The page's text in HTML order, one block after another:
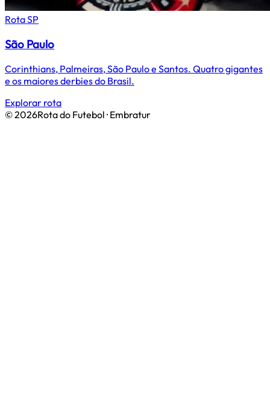
RotaSP
São Paulo
Corinthians, Palmeiras, São Paulo e Santos. Quatro gigantes
e os maiores derbies do Brasil.
Explorar rota
©2026Rota do Futebol · Embratur